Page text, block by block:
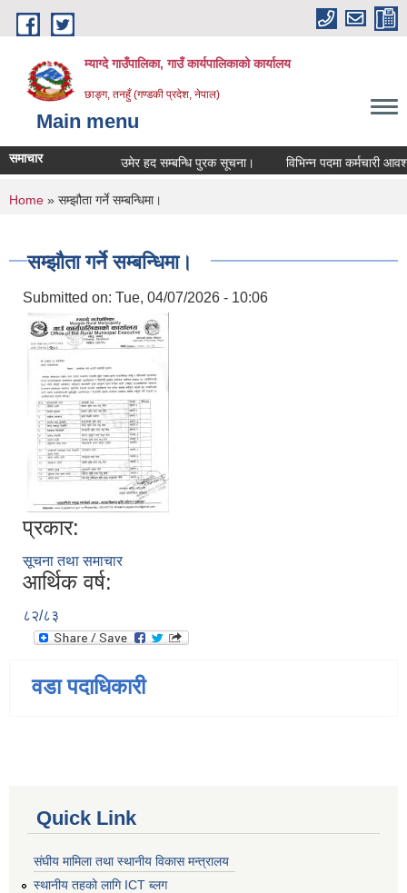
Skip to main content
म्याग्दे गाउँपालिका, गाउँ कार्यपालिकाको कार्यालय
छाङ्ग, तनहुँ (गण्डकी प्रदेश, नेपाल)
Main menu
समाचार उमेर हद सम्बन्धि पुरक सूचना। विभिन्न पदमा कर्मचारी
You are here
Home » सम्झौता गर्ने सम्बन्धिमा।
सम्झौता गर्ने सम्बन्धिमा।
Submitted on: Tue, 04/07/2026 - 10:06
प्रकार:
सूचना तथा समाचार
आर्थिक वर्ष:
८२/८३
वडा पदाधिकारी
Quick Link
संघीय मामिला तथा स्थानीय विकास मन्त्रालय
स्थानीय तहको लागि ICT ब्लग